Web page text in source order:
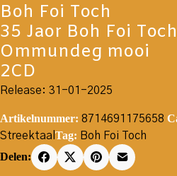
Boh Foi Toch
35 Jaor Boh Foi Toch
Ommundeg mooi
2CD
Release: 31-01-2025
Artikelnummer: 8714691175658
Streektaal Tag: Boh Foi Toch
Delen: